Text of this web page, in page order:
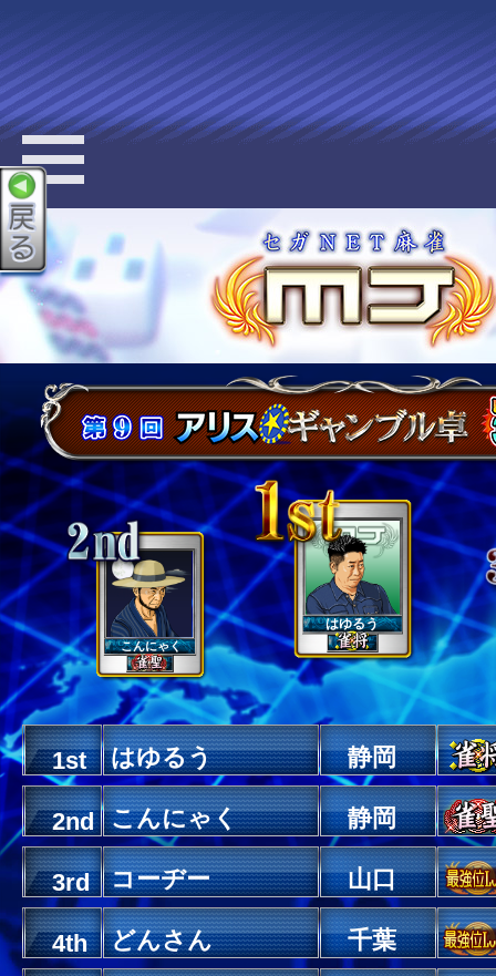
こんにゃく
はゆるう
1st はゆるう 静岡
2nd こんにゃく 静岡
3rd コーヂー 山口
4th どんさん 千葉